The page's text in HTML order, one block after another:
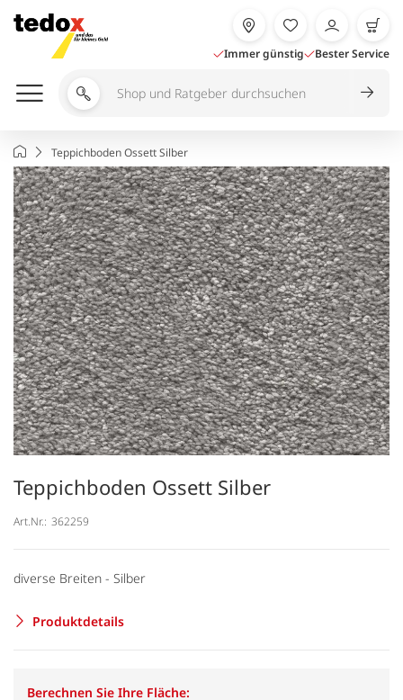
Inhalt
springen
Immer günstig Bester Service
Shop
durchsuchen
StartseiteTeppichboden Ossett Silber
Teppichboden Ossett Silber
Art.Nr.: 362259
diverse Breiten - Silber
Produktdetails
Berechnen Sie Ihre Fläche: